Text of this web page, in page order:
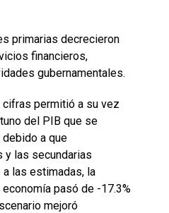
primarias decrecieron
financieros,
gubernamentales.
permitió a su vez
del PIB que se
a que
y las secundarias
las estimadas, la
pasó de -17.3%
mejoró